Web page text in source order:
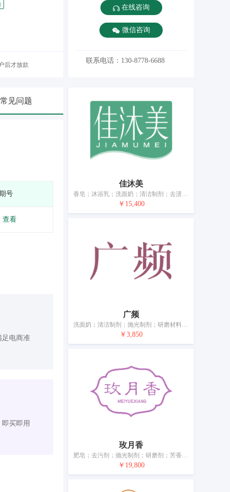
后才放款
常见问题
号
查看
足电商准
买即用
在线咨询
微信咨询
联系电话：130-8778-6688
佳沐美
香皂；沐浴乳；洗面奶；清洁制剂；去渍剂；香精油；美容面膜；化妆品；牙膏；宠物用沐浴露（不含药物的清洁制剂）
￥15,400
广频
洗面奶；清洁制剂；抛光制剂；研磨材料；香料；化妆品；牙膏；香；动物用化妆品；空气芳香剂
￥3,850
玫月香
肥皂；去污剂；抛光制剂；研磨剂；芳香剂（香精油）；化妆品；牙膏；香；动物用化妆品；空气芳香剂
￥19,800